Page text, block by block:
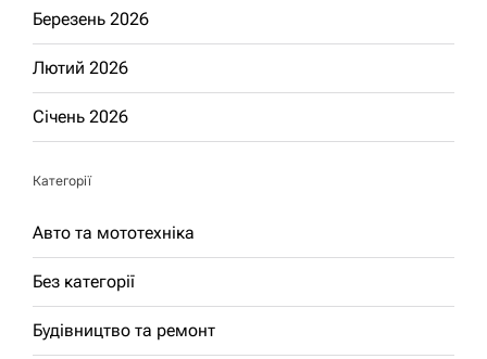
Березень 2026
Лютий 2026
Січень 2026
Категорії
Авто та мототехніка
Без категорії
Будівництво та ремонт